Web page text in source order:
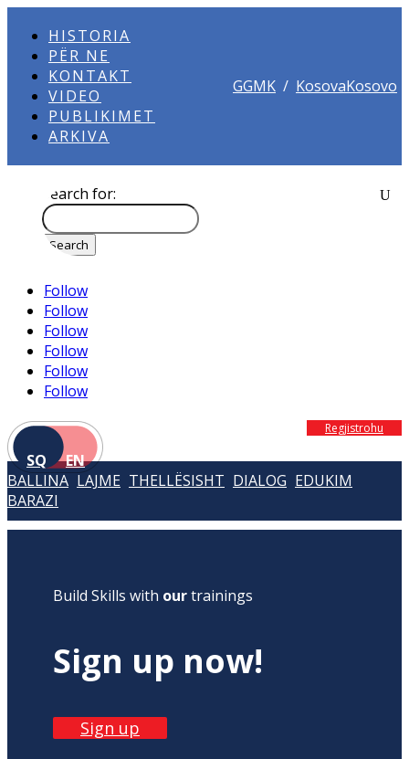
HISTORIA
PËR NE
KONTAKT
VIDEO
PUBLIKIMET
ARKIVA
GGMK / KosovaKosovo
Search for:
Follow
Follow
Follow
Follow
Follow
Follow
SQ EN
Regjistrohu
BALLINA LAJME THELLËSISHT DIALOG EDUKIM
BARAZI
Build Skills with ourtrainings
Sign up now!
Sign up